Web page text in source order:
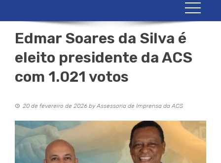
Edmar Soares da Silva é
eleito presidente da ACS
com 1.021 votos
20 de fevereiro de 2026 byAssessoria de Imprensa da ACS